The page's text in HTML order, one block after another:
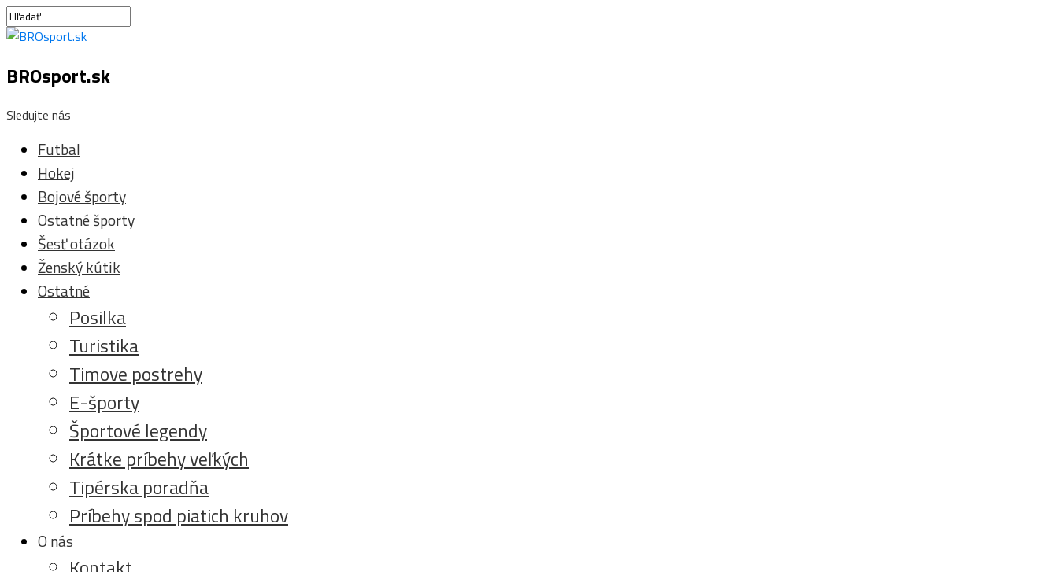
BROsport.sk
Sledujte nás
Futbal
Hokej
Bojové športy
Ostatné športy
Šesť otázok
Ženský kútik
Ostatné
Posilka
Turistika
Timove postrehy
E-športy
Športové legendy
Krátke príbehy veľkých
Tipérska poradňa
Príbehy spod piatich kruhov
O nás